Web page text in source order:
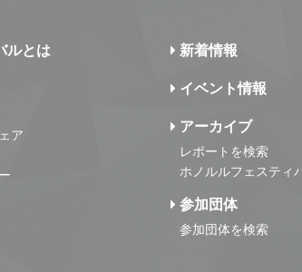
ルとは
ア
新着情報
イベント情報
アーカイブ
レポートを検索
ホノルルフェスティ
参加団体
参加団体を検索